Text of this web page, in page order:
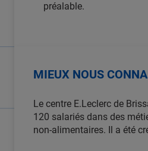
préalable.
MIEUX NOUS
Le centre E.Leclerc de
120 salariés dans des
non-alimentaires. Il a été